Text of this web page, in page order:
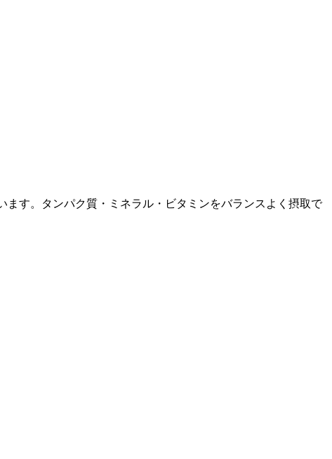
す。タンパク質・ミネラル・ビタミンをバランスよく摂取で